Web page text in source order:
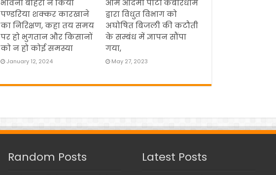
भावना बोहरा ने किया
पण्डरिया शक्कर कारखाने
का निरिक्षण, कहा तय समय
पर हो भुगतान और किसानों
को न हो कोई समस्या
January 12, 2024
आम आदमी पार्टी कबीरधाम
द्वारा विधुत विभाग को
अघोषित बिजली की कटौती
के सम्बंध में ज्ञापन सौंपा
गया,
May 27, 2023
Random Posts Latest Posts